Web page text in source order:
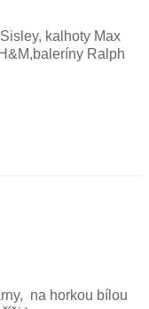
kalhoty Max
Ralph
na horkou bílou